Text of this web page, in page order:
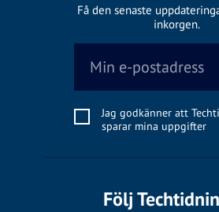
Få den senaste
inkorgen.
Jag godkänner att
sparar mina uppgifter
Följ